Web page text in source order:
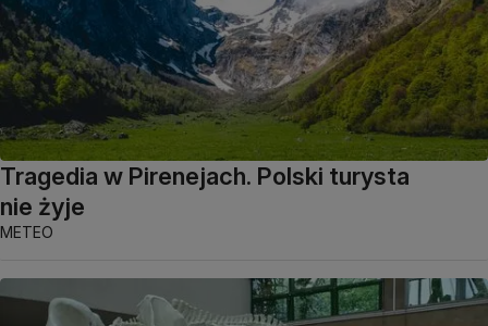
Tragedia w Pirenejach. Polski turysta
nie żyje
METEO